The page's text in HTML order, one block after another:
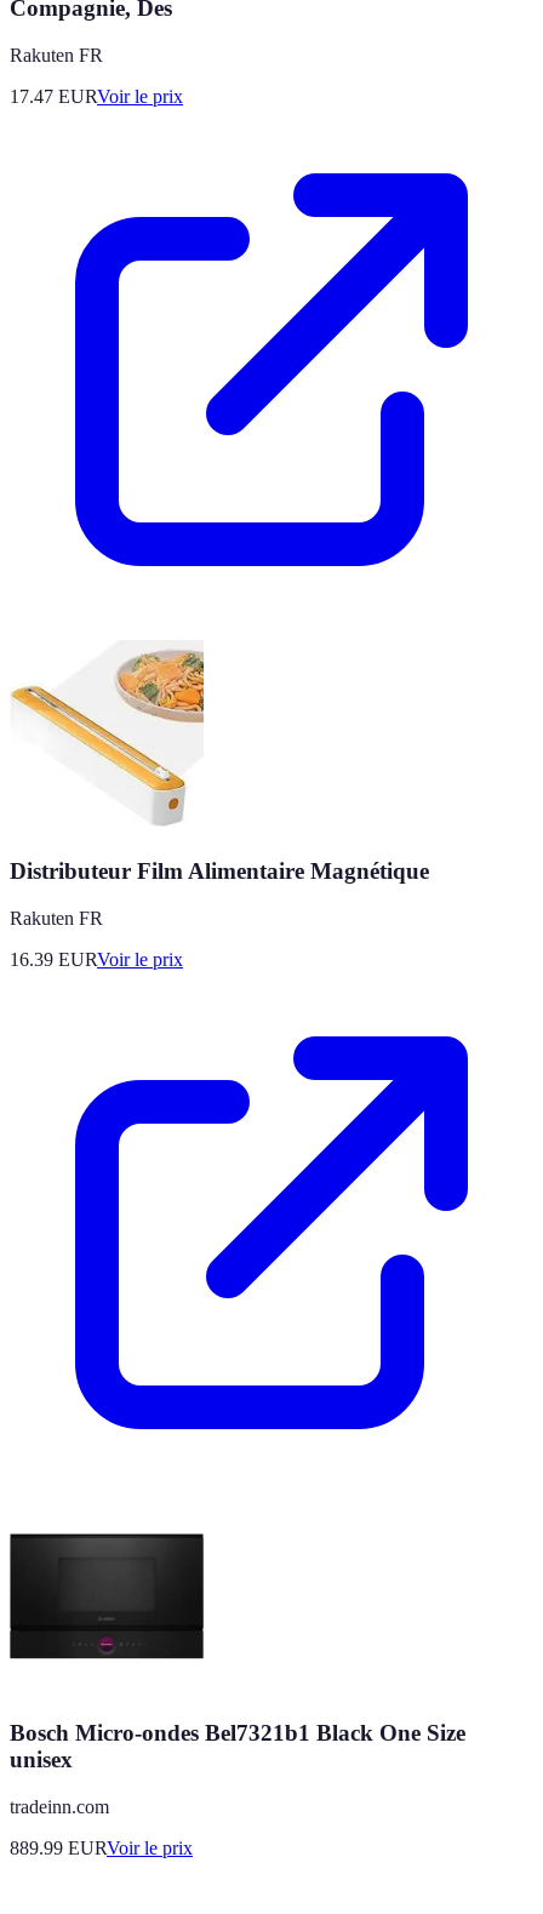
Compagnie, Des
Rakuten FR
17.47 EURVoir le prix
Distributeur Film Alimentaire Magnétique
Rakuten FR
16.39 EURVoir le prix
Bosch Micro-ondes Bel7321b1 Black One Size
unisex
tradeinn.com
889.99 EURVoir le prix